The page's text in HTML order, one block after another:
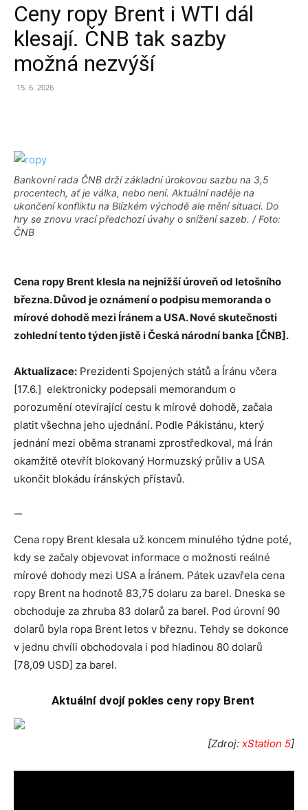
Ceny ropy Brent i WTI dál
klesají. ČNB tak sazby
možná nezvýší
15. 6. 2026
Bankovní rada ČNB drží základní úrokovou sazbu na 3,5
procentech, ať je válka, nebo není. Aktuální naděje na
ukončení konfliktu na Blízkém východě ale mění situaci. Do
hry se znovu vrací předchozí úvahy o snížení sazeb. / Foto:
ČNB
Cena ropy Brent klesla na nejnižší úroveň od letošního
března. Důvod je oznámení o podpisu memoranda o
mírové dohodě mezi Íránem a USA. Nové skutečnosti
zohlední tento týden jistě i Česká národní banka [ČNB].
Aktualizace: Prezidenti Spojených států a Íránu včera
[17.6.] elektronicky podepsali memorandum o
porozumění otevírající cestu k mírové dohodě, začala
platit všechna jeho ujednání. Podle Pákistánu, který
jednání mezi oběma stranami zprostředkoval, má Írán
okamžitě otevřít blokovaný Hormuzský průliv a USA
ukončit blokádu íránských přístavů.
—
Cena ropy Brent klesala už koncem minulého týdne poté,
kdy se začaly objevovat informace o možnosti reálné
mírové dohody mezi USA a Íránem. Pátek uzavřela cena
ropy Brent na hodnotě 83,75 dolaru za barel. Dneska se
obchoduje za zhruba 83 dolarů za barel. Pod úrovní 90
dolarů byla ropa Brent letos v březnu. Tehdy se dokonce
v jednu chvíli obchodovala i pod hladinou 80 dolarů
[78,09 USD] za barel.
Aktuální dvojí pokles ceny ropy Brent
[Zdroj: xStation 5]